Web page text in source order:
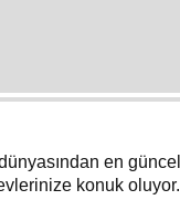
en güncel
konuk oluyor.